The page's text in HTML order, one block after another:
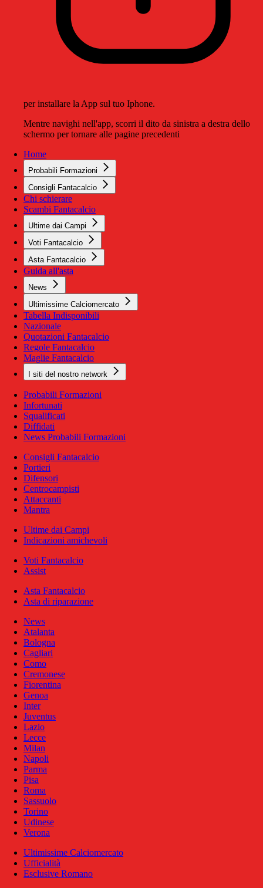
per installare la App sul tuo Iphone.
Mentre navighi nell'app, scorri il dito da sinistra a destra dello
schermo per tornare alle pagine precedenti
Home
Probabili Formazioni
Consigli Fantacalcio
Chi schierare
Scambi Fantacalcio
Ultime dai Campi
Voti Fantacalcio
Asta Fantacalcio
Guida all'asta
News
Ultimissime Calciomercato
Tabella Indisponibili
Nazionale
Quotazioni Fantacalcio
Regole Fantacalcio
Maglie Fantacalcio
I siti del nostro network
Probabili Formazioni
Infortunati
Squalificati
Diffidati
News Probabili Formazioni
Consigli Fantacalcio
Portieri
Difensori
Centrocampisti
Attaccanti
Mantra
Ultime dai Campi
Indicazioni amichevoli
Voti Fantacalcio
Assist
Asta Fantacalcio
Asta di riparazione
News
Atalanta
Bologna
Cagliari
Como
Cremonese
Fiorentina
Genoa
Inter
Juventus
Lazio
Lecce
Milan
Napoli
Parma
Pisa
Roma
Sassuolo
Torino
Udinese
Verona
Ultimissime Calciomercato
Ufficialità
Esclusive Romano